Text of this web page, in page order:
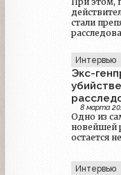
стали
Интервью
Экс-
но8 марта
Одно из
новейшей
остается
Интервью